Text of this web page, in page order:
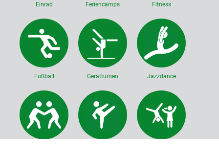
Einrad Feriencamps Fitness
Fußball Gerätturnen Jazzdance